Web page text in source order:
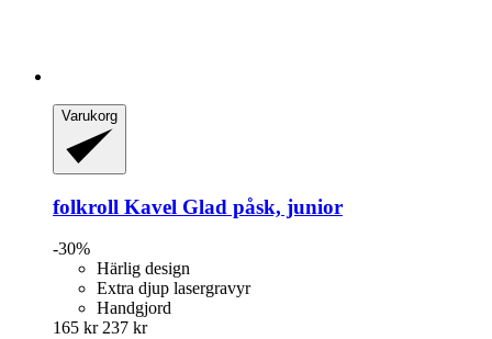
Varukorg
folkroll Kavel Glad påsk, junior
-30%
Härlig design
Extra djup lasergravyr
Handgjord
165 kr 237 kr